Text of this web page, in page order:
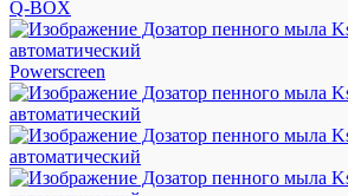
Q-BOX
Powerscreen